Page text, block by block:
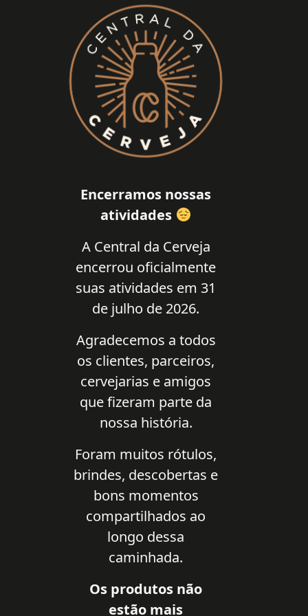
Encerramos nossas
atividades
A Central da Cerveja
encerrou oficialmente
suas atividades em 31
de julho de 2026.
Agradecemos a todos
os clientes, parceiros,
cervejarias e amigos
que fizeram parte da
nossa história.
Foram muitos rótulos,
brindes, descobertas e
bons momentos
compartilhados ao
longo dessa
caminhada.
Os produtos não
estão mais